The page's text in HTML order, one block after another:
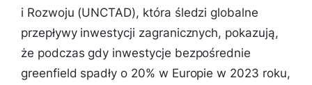
i Rozwoju (UNCTAD), która śledzi globalne
przepływy inwestycji zagranicznych, pokazują,
że podczas gdy inwestycje bezpośrednie
greenfield spadły o 20% w Europie w 2023 roku,